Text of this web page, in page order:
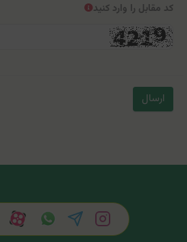
کد مقابل را وارد کنید
ارسال